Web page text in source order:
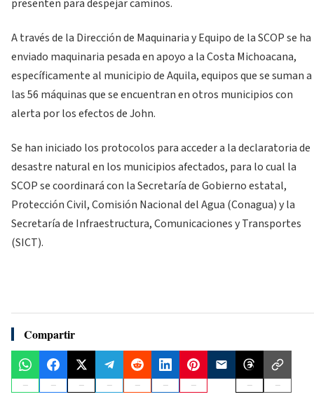
presenten para despejar caminos.
A través de la Dirección de Maquinaria y Equipo de la SCOP se ha
enviado maquinaria pesada en apoyo a la Costa Michoacana,
específicamente al municipio de Aquila, equipos que se suman a
las 56 máquinas que se encuentran en otros municipios con
alerta por los efectos de John.
Se han iniciado los protocolos para acceder a la declaratoria de
desastre natural en los municipios afectados, para lo cual la
SCOP se coordinará con la Secretaría de Gobierno estatal,
Protección Civil, Comisión Nacional del Agua (Conagua) y la
Secretaría de Infraestructura, Comunicaciones y Transportes
(SICT).
Compartir